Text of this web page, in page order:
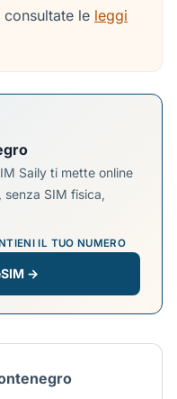
le leggi
Saily ti mette online
SIM fisica,
IL TUO NUMERO
→